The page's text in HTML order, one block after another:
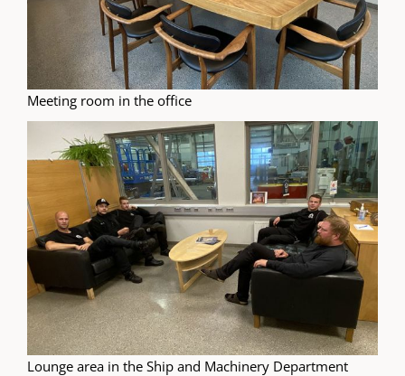
Meeting room in the office
Lounge area in the Ship and Machinery Department